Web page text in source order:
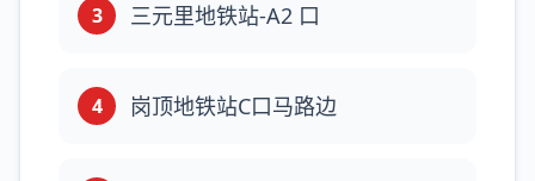
3 三元里地铁站-A2 口
4 岗顶地铁站C口马路边